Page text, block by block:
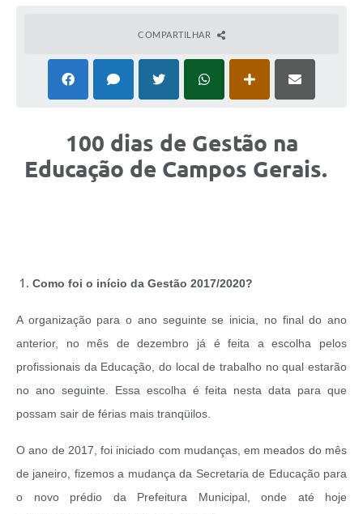
COMPARTILHAR
100 dias de Gestão na
Educação de Campos Gerais.
Como foi o início da Gestão 2017/2020?
A organização para o ano seguinte se inicia, no final do ano
anterior, no mês de dezembro já é feita a escolha pelos
profissionais da Educação, do local de trabalho no qual estarão
no ano seguinte. Essa escolha é feita nesta data para que
possam sair de férias mais tranqüilos.
O ano de 2017, foi iniciado com mudanças, em meados do mês
de janeiro, fizemos a mudança da Secretaria de Educação para
o novo prédio da Prefeitura Municipal, onde até hoje